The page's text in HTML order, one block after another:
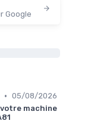
Google
• 05/08/2026
machine